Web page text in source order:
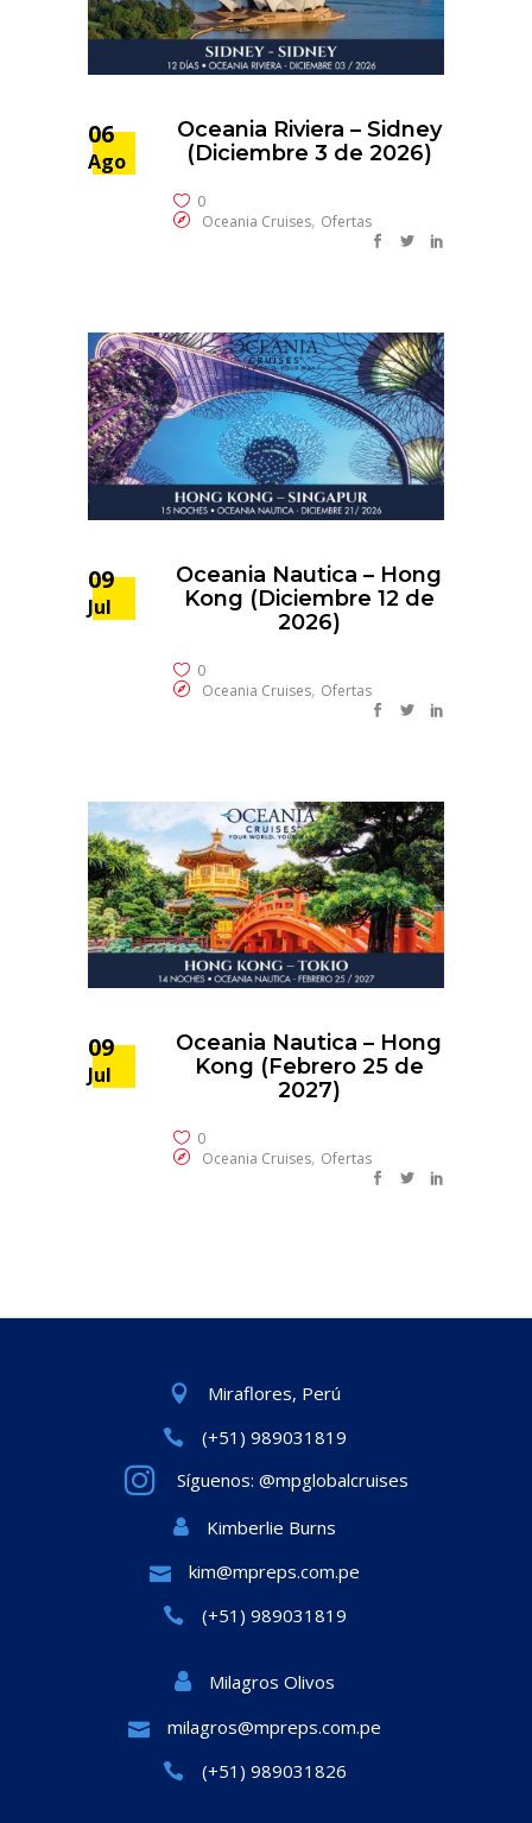
06
Ago
Oceania Riviera – Sidney
(Diciembre 3 de 2026)
0
Oceania Cruises, Ofertas
09
Jul
Oceania Nautica – Hong
Kong (Diciembre 12 de
2026)
0
Oceania Cruises, Ofertas
09
Jul
Oceania Nautica – Hong
Kong (Febrero 25 de
2027)
0
Oceania Cruises, Ofertas
Miraflores, Perú
(+51) 989031819
Síguenos: @mpglobalcruises
Kimberlie Burns
kim@mpreps.com.pe
(+51) 989031819
Milagros Olivos
milagros@mpreps.com.pe
(+51) 989031826